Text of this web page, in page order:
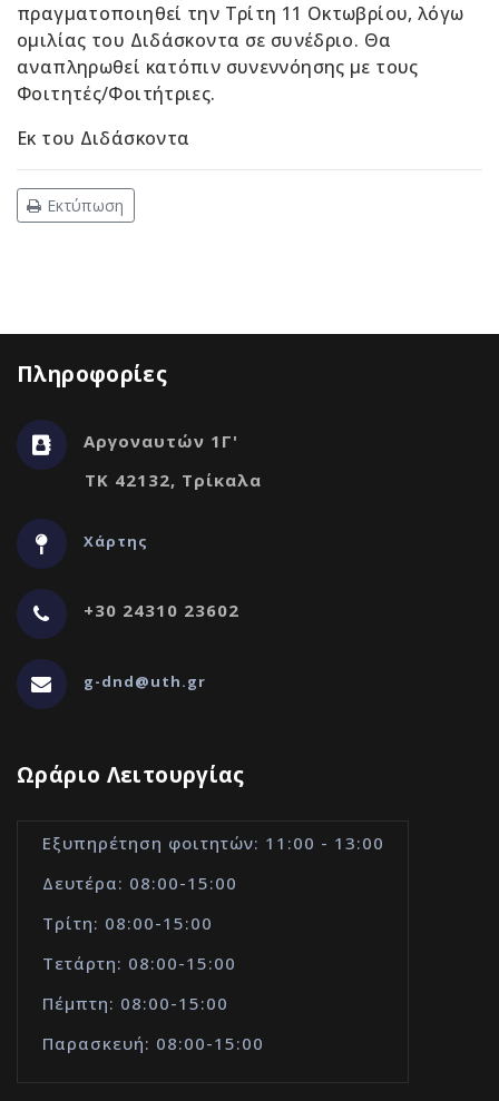
πραγματοποιηθεί την Τρίτη 11 Οκτωβρίου, λόγω
ομιλίας του Διδάσκοντα σε συνέδριο. Θα
αναπληρωθεί κατόπιν συνεννόησης με τους
Φοιτητές/Φοιτήτριες.
Εκ του Διδάσκοντα
Εκτύπωση
Πληροφορίες
Αργοναυτών 1Γ'
ΤΚ 42132, Τρίκαλα
Χάρτης
+30 24310 23602
g-dnd@uth.gr
Ωράριο Λειτουργίας
Εξυπηρέτηση φοιτητών: 11:00 - 13:00
Δευτέρα: 08:00-15:00
Τρίτη: 08:00-15:00
Τετάρτη: 08:00-15:00
Πέμπτη: 08:00-15:00
Παρασκευή: 08:00-15:00